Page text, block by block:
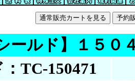
ールド】１５
TC-150471